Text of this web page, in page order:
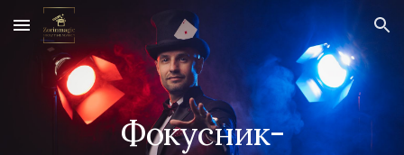
Skip to main content Skip to navigation
Фокусник-